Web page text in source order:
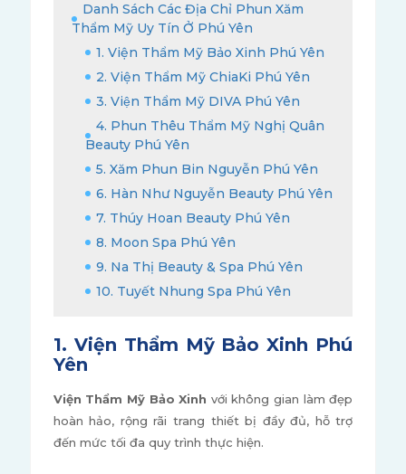
Danh Sách Các Địa Chỉ Phun Xăm
Thẩm Mỹ Uy Tín Ở Phú Yên
1. Viện Thẩm Mỹ Bảo Xinh Phú Yên
2. Viện Thẩm Mỹ ChiaKi Phú Yên
3. Viện Thẩm Mỹ DIVA Phú Yên
4. Phun Thêu Thẩm Mỹ Nghị Quân
Beauty Phú Yên
5. Xăm Phun Bin Nguyễn Phú Yên
6. Hàn Như Nguyễn Beauty Phú Yên
7. Thúy Hoan Beauty Phú Yên
8. Moon Spa Phú Yên
9. Na Thị Beauty & Spa Phú Yên
10. Tuyết Nhung Spa Phú Yên
1. Viện Thẩm Mỹ Bảo Xinh Phú
Yên
Viện Thẩm Mỹ Bảo Xinh với không gian làm đẹp
hoàn hảo, rộng rãi trang thiết bị đầy đủ, hỗ trợ
đến mức tối đa quy trình thực hiện.